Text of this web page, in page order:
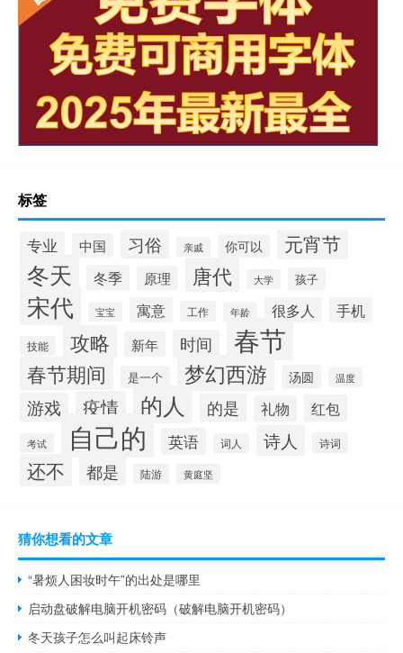
标签
专业 中国 习俗 亲戚 你可以 元宵节
冬天 冬季 原理 唐代 大学 孩子
宋代 宝宝 寓意 工作 年龄 很多人 手机
技能 攻略 新年 时间 春节
春节期间 是一个 梦幻西游 汤圆 温度
游戏 疫情 的人 的是 礼物 红包
考试 自己的 英语 词人 诗人 诗词
还不 都是 陆游 黄庭坚
猜你想看的文章
“暑烦人困妆时午”的出处是哪里
启动盘破解电脑开机密码（破解电脑开机密码）
冬天孩子怎么叫起床铃声